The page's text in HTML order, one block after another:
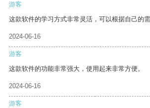
游客
这款软件的学习方式非常灵活，可以根据自己的
2024-06-16
游客
这款软件的功能非常强大，使用起来非常方便。
2024-06-16
游客